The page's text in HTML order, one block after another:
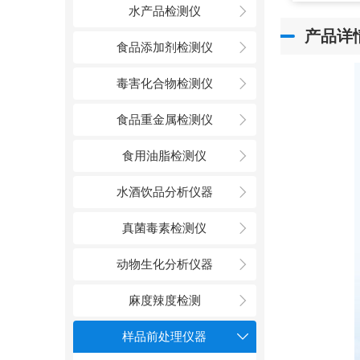
水产品检测仪
食品添加剂检测仪
毒害化合物检测仪
食品重金属检测仪
食用油脂检测仪
水酒饮品分析仪器
真菌毒素检测仪
动物生化分析仪器
麻度辣度检测
样品前处理仪器
产品详